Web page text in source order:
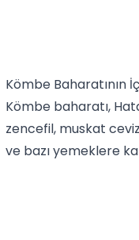
Kömbe Baharatının
Kömbe baharatı,
zencefil, muskat
ve bazı yemeklere